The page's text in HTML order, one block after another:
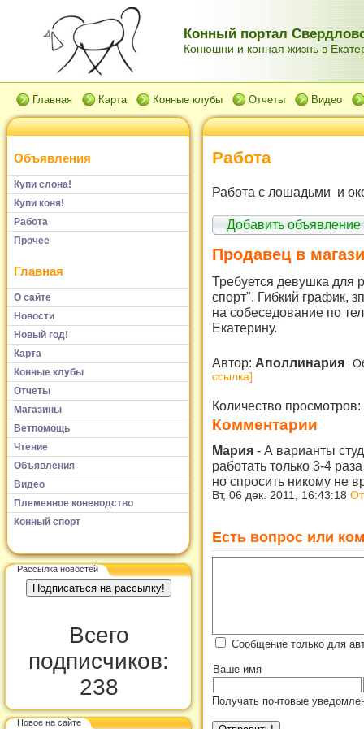
Конный портал
Конюшни и конная жизнь в
Главная Карта Конные клубы Отчеты Видео
Объявления
Купи слона!
Купи коня!
Работа
Прочее
Главная
О сайте
Новости
Новый год!
Карта
Конные клубы
Отчеты
Магазины
Ветпомощь
Чтение
Объявления
Видео
Племенное коневодство
Конный спорт
Рассылка новостей
Всего
подписчиков:
238
Новое на сайте
Работа
Работа с лошадьми и
Добавить объявление
Продавец в
Требуется девушка для
спорт". Гибкий график,
на собеседование по
Екатерину.
Автор: Аполлинария
ссылка]
Количество просмотров:
Комментарии
Мария - А варианты
работать только 3-4
но спросить никому не
Вт, 06 дек. 2011, 16:43:18
Есть вопрос или
Сообщение только для
Ваше имя
Получать почтовые